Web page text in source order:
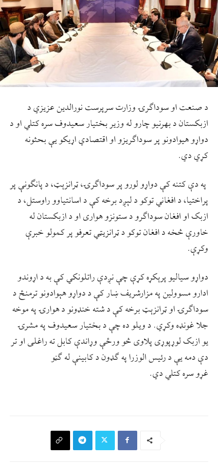
د صنعت او سوداګرۍ وزارت سرپرست نورالدین عزیزي د
ازبکستان د بهرنیو چارو له وزیر بختیار سعیدوف سره کتلي او د
دواړو هیوادونو پر سوداګریزو او اقتصادي اړیکو یې بحثونه
کړي دي.
په دې کتنه کې دواړو لورو پر سوداګرۍ، ټرانزېټ، د پانګونې پر
پراختیا، د افغاني توکو د لېږد برخه کې د اسانتیاوو راوستل، د
ازبک او افغان سوداګرو د ستونزو هواری او د ازبکستان له
خاورې څخه د افغان توکو د ټرانزیټي تعرفو پر کمولو خبرې
وکړې.
دواړو سیالیو پرېکړه کړې چې نږدې راتلونکي کې به د اړوندو
ادارو مسوولين په مزارشريف ښار کې د دواړو هېوادونو ترمنځ د
سوداګرۍ او ټرانزېټ برخه کې د شته خنډونو د هوارۍ په موخه
جلا غونډه وکړي. د ویلو ده چې د بختیار سعیدوف په مشرۍ
یو ازبک لوړپوړی پلاوی څو ورځې وړاندې کابل ته راغلی او تر
دې دمه یې د رئیس الوزرا په ګډون د کابینې له ګڼو
غړو سره کتلي دي.